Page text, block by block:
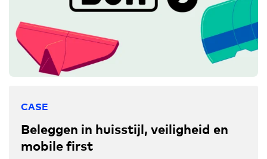
CASE
Beleggen in huisstijl, veiligheid en
mobile first